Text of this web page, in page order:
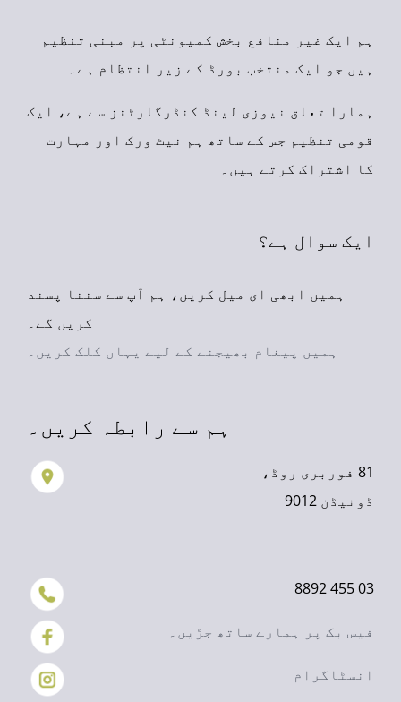
ہم ایک غیر منافع بخش کمیونٹی پر مبنی تنظیم
ہیں جو ایک منتخب بورڈ کے زیر انتظام ہے۔
ہمارا تعلق نیوزی لینڈ کنڈرگارٹنز سے ہے، ایک
قومی تنظیم جس کے ساتھ ہم نیٹ ورک اور مہارت
کا اشتراک کرتے ہیں۔
ایک سوال ہے؟
ہمیں ابھی ای میل کریں، ہم آپ سے سننا پسند
کریں گے۔
ہمیں پیغام بھیجنے کے لیے یہاں کلک کریں۔
ہم سے رابطہ کریں۔
81 فوربری روڈ،
ڈونیڈن 9012
03 455 8892
فیس بک پر ہمارے ساتھ جڑیں۔
انسٹاگرام